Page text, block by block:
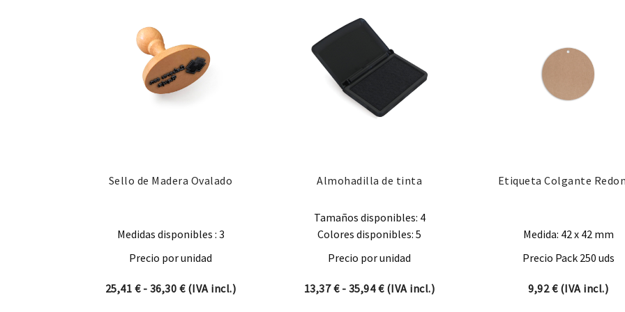
Sello de Madera Ovalado
Medidas disponibles : 3
Precio por unidad
25,41 € - 36,30 €Rango de precios: desde 25,41 € hasta 36,30 €
(IVA incl.)
Almohadilla de tinta
Tamaños disponibles: 4
Colores disponibles: 5
Precio por unidad
13,37€ - 35,94€Rango de precios: desde 13,37 € hasta 35,94 €
(IVA incl.)
Etiqueta Colgante
Medida: 42 x 42 mm
Precio Pack 250 uds
9,92€(IVA incl.)